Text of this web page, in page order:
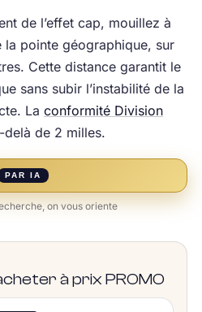
de l’effet cap, mouillez à
la pointe géographique, sur
Cette distance garantit le
sans subir l’instabilité de la
La conformité Division
de 2 milles.
PAR IA
on vous oriente
à prix PROMO